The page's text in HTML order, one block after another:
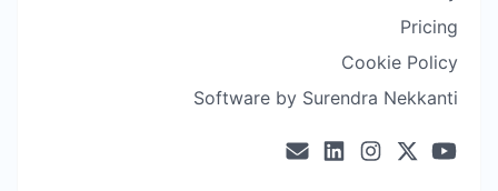
Pricing
Cookie Policy
Software by Surendra Nekkanti